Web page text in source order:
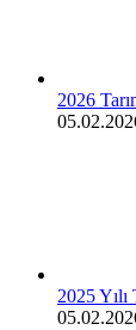
2026
2025